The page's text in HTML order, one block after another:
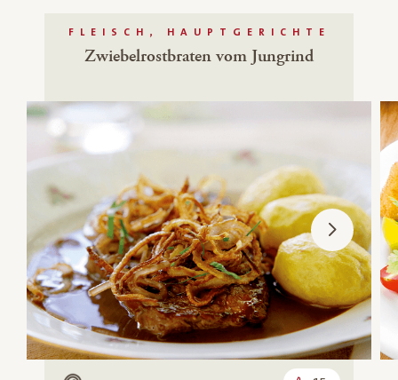
FLEISCH, HAUPTGERICHTE
Zwiebelrostbraten vom Jungrind